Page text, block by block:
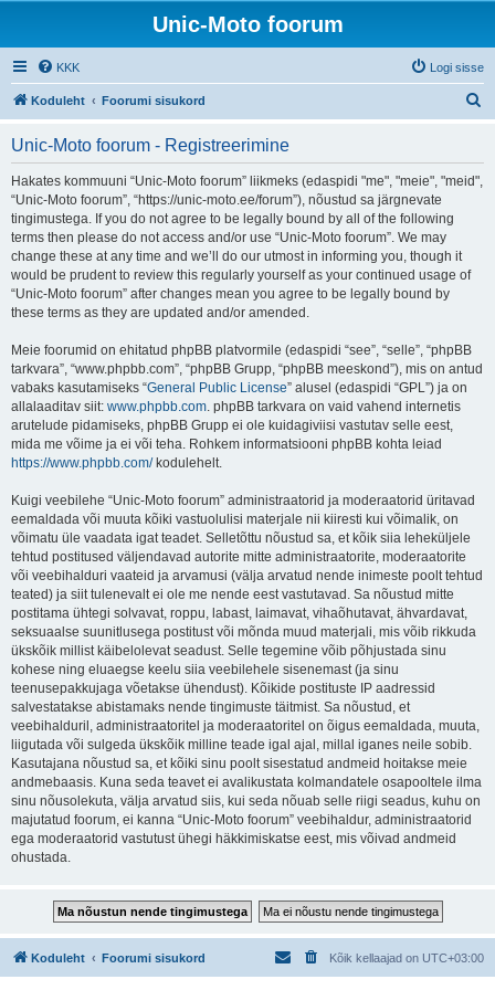
Unic-Moto foorum
KKK Logi sisse
Koduleht Foorumi sisukord
Unic-Moto foorum - Registreerimine
Hakates kommuuni “Unic-Moto foorum” liikmeks (edaspidi "me", "meie", "meid",
“Unic-Moto foorum”, “https://unic-moto.ee/forum”), nõustud sa järgnevate
tingimustega. If you do not agree to be legally bound by all of the following
terms then please do not access and/or use “Unic-Moto foorum”. We may
change these at any time and we’ll do our utmost in informing you, though it
would be prudent to review this regularly yourself as your continued usage of
“Unic-Moto foorum” after changes mean you agree to be legally bound by
these terms as they are updated and/or amended.
Meie foorumid on ehitatud phpBB platvormile (edaspidi “see”, “selle”, “phpBB
tarkvara”, “www.phpbb.com”, “phpBB Grupp, “phpBB meeskond”), mis on antud
vabaks kasutamiseks “General Public License” alusel (edaspidi “GPL”) ja on
allalaaditav siit: www.phpbb.com. phpBB tarkvara on vaid vahend internetis
arutelude pidamiseks, phpBB Grupp ei ole kuidagiviisi vastutav selle eest,
mida me võime ja ei või teha. Rohkem informatsiooni phpBB kohta leiad
https://www.phpbb.com/kodulehelt.
Kuigi veebilehe “Unic-Moto foorum” administraatorid ja moderaatorid üritavad
eemaldada või muuta kõiki vastuolulisi materjale nii kiiresti kui võimalik, on
võimatu üle vaadata igat teadet. Selletõttu nõustud sa, et kõik siia leheküljele
tehtud postitused väljendavad autorite mitte administraatorite, moderaatorite
või veebihalduri vaateid ja arvamusi (välja arvatud nende inimeste poolt tehtud
teated) ja siit tulenevalt ei ole me nende eest vastutavad. Sa nõustud mitte
postitama ühtegi solvavat, roppu, labast, laimavat, vihaõhutavat, ähvardavat,
seksuaalse suunitlusega postitust või mõnda muud materjali, mis võib rikkuda
ükskõik millist käibelolevat seadust. Selle tegemine võib põhjustada sinu
kohese ning eluaegse keelu siia veebilehele sisenemast (ja sinu
teenusepakkujaga võetakse ühendust). Kõikide postituste IP aadressid
salvestatakse abistamaks nende tingimuste täitmist. Sa nõustud, et
veebihalduril, administraatoritel ja moderaatoritel on õigus eemaldada, muuta,
liigutada või sulgeda ükskõik milline teade igal ajal, millal iganes neile sobib.
Kasutajana nõustud sa, et kõiki sinu poolt sisestatud andmeid hoitakse meie
andmebaasis. Kuna seda teavet ei avalikustata kolmandatele osapooltele ilma
sinu nõusolekuta, välja arvatud siis, kui seda nõuab selle riigi seadus, kuhu on
majutatud foorum, ei kanna “Unic-Moto foorum” veebihaldur, administraatorid
ega moderaatorid vastutust ühegi häkkimiskatse eest, mis võivad andmeid
ohustada.
Koduleht Foorumi sisukord Kõik kellaajad on UTC+03:00